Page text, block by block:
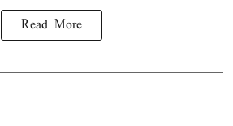
Read More